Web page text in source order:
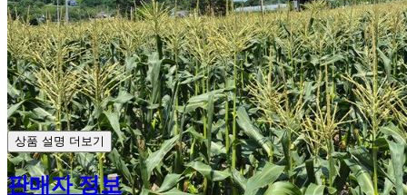
상품 설명 더보기
판매자 정보